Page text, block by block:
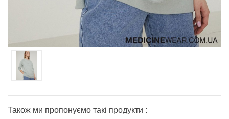
Також ми пропонуємо такі продукти :